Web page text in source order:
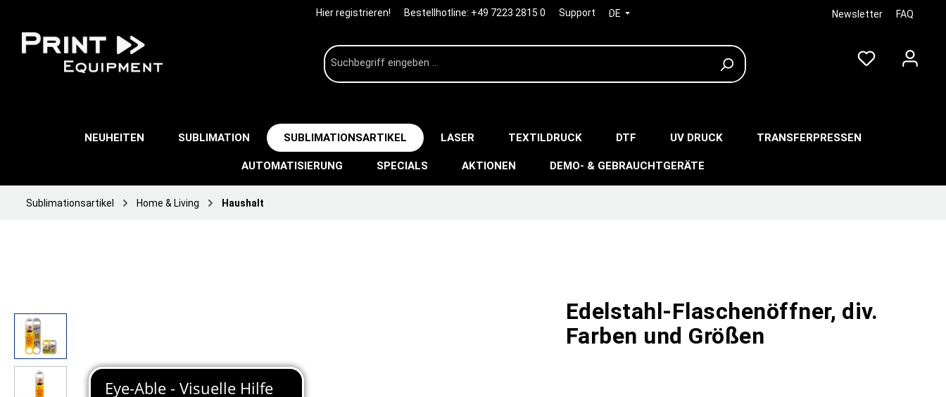
Hier registrieren! Bestellhotline: +49 7223 2815 0 Support DE Newsletter FAQ
NEUHEITEN SUBLIMATION SUBLIMATIONSARTIKEL LASER TEXTILDRUCK DTF UV DRUCK TRANSFERPRESSEN
AUTOMATISIERUNG SPECIALS AKTIONEN DEMO- & GEBRAUCHTGERÄTE
Sublimationsartikel Home & Living Haushalt
Edelstahl-Flaschenöffner, div.
Farben und Größen